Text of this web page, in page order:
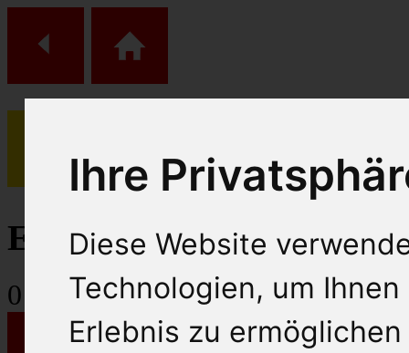
Ihre
Diese Website
Technologien, um
Erlebnis zu
(0)
Einkaufs Wagen
0 Artikel